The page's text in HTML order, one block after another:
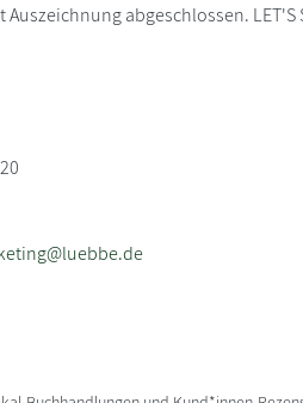
Auszeichnung abgeschlossen. LET'S